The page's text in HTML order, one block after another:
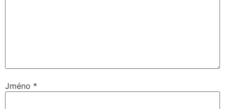
Jméno *